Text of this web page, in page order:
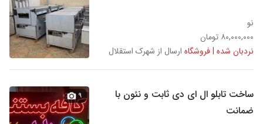
نو
۸۰,۰۰۰,۰۰۰ تومان
نردبان شده | فروشگاه ارسال از شهرک استقلال
ساخت تابلو ال ای دی ثابت و نئون با
ضمانت
۹